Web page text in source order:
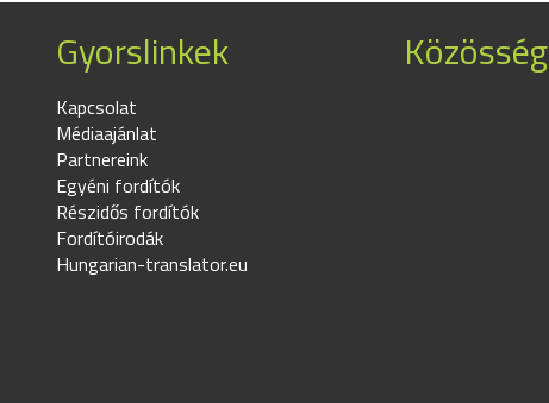
Gyorslinkek
Kapcsolat
Médiaajánlat
Partnereink
Egyéni fordítók
Részidős fordítók
Fordítóirodák
Hungarian-translator.eu
Közösség